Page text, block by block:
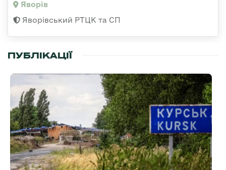
Яворів
Яворівський РТЦК та СП
ПУБЛІКАЦІЇ